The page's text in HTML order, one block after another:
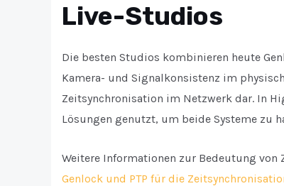
Live-Studios
Die besten Studios kombinieren heute
Kamera- und Signalkonsistenz im
Zeitsynchronisation im Netzwerk dar. In
Lösungen genutzt, um beide Systeme zu
Weitere Informationen zur Bedeutung
Genlock und PTP für die